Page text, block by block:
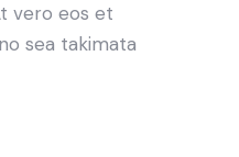
vero eos et
sea takimata